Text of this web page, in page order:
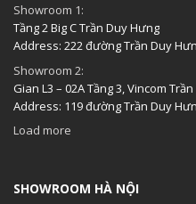
Showroom 1:
Tầng 2 Big C Trần Duy Hưng
Address: 222 đường Trần Duy
Showroom 2:
Gian L3 – 02A Tầng 3, Vincom
Address: 119 đường Trần Duy
Load more
SHOWROOM HÀ NỘI